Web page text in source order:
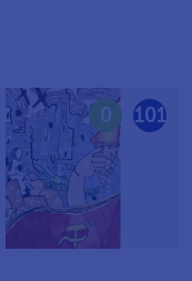
101
0